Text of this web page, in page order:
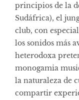
principios de la
Sudáfrica), el
club, con
los sonidos más
heterodoxa
monogamia
la naturaleza de
compartir